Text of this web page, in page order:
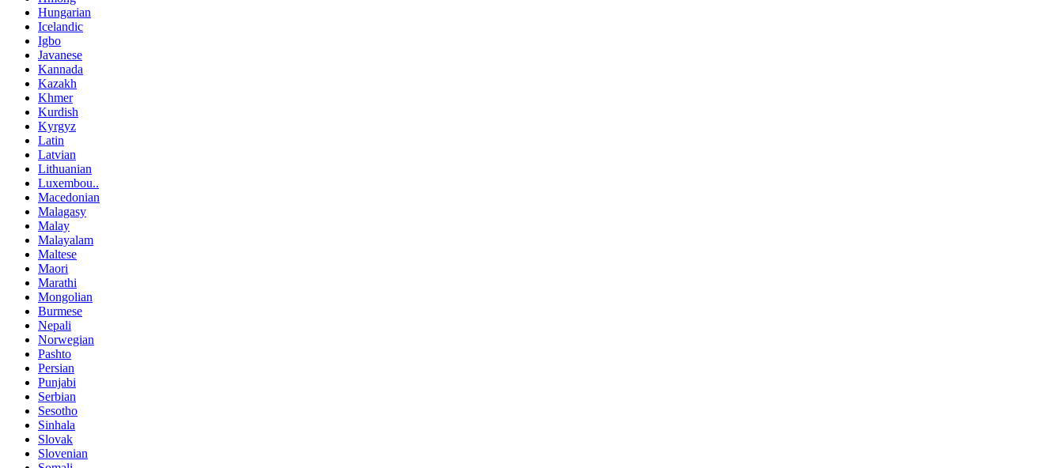
Hungarian
Icelandic
Igbo
Javanese
Kannada
Kazakh
Khmer
Kurdish
Kyrgyz
Latin
Latvian
Lithuanian
Luxembou..
Macedonian
Malagasy
Malay
Malayalam
Maltese
Maori
Marathi
Mongolian
Burmese
Nepali
Norwegian
Pashto
Persian
Punjabi
Serbian
Sesotho
Sinhala
Slovak
Slovenian